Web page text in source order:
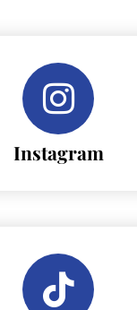
Instagram